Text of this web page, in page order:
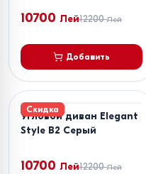
10700 Лей12200 Лей
Добавить
Скидка
Угловой диван Elegant
Style B2 Серый
10700 Лей12200 Лей